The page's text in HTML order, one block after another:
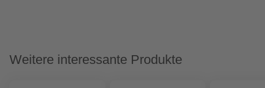
Weitere interessante Produkte